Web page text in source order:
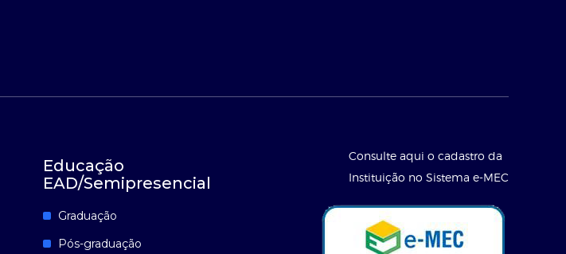
Educação
EAD/Semipresencial
Graduação
Pós-graduação
Consulte aqui o cadastro da
Instituição no Sistema e-MEC